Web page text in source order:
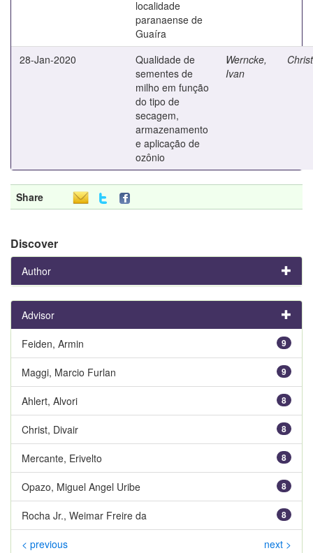
localidade
paranaense de
Guaíra
28-Jan-2020
Qualidade de
sementes de
milho em função
do tipo de
secagem,
armazenamento
e aplicação de
ozônio
Werncke,
Ivan
Share
Discover
Author
Advisor
9
Feiden, Armin
9
Maggi, Marcio Furlan
8
Ahlert, Alvori
8
Christ, Divair
8
Mercante, Erivelto
8
Opazo, Miguel Angel Uribe
8
Rocha Jr., Weimar Freire da
< previous next >